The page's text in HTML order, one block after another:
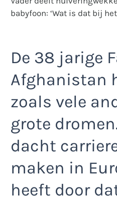
babyfoon: ‘Wat is dat bij
De 38 jarige
Afghanistan
zoals vele
grote
dacht
maken in
heeft door